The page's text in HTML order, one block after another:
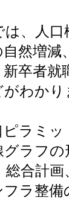
は、人口
自然増減
卒者就
がわかり
ピラミッ
グラフの
総合計画
ラ整備